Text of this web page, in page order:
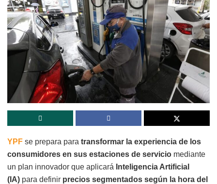
YPF se prepara para transformar la experiencia de los
consumidores en sus estaciones de servicio mediante
un plan innovador que aplicará Inteligencia Artificial
(IA) para definir precios segmentados según la hora del